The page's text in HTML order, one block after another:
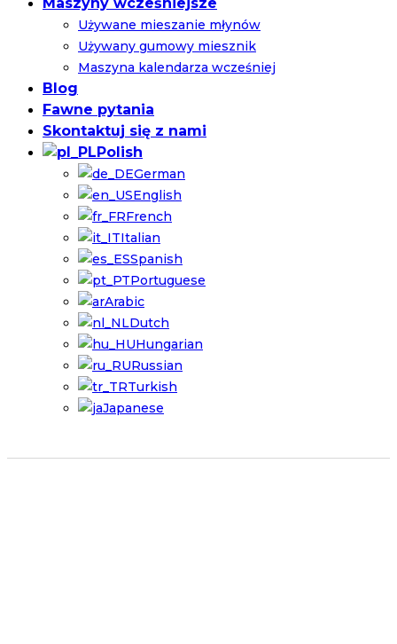
Używane mieszanie młynów
Używany gumowy miesznik
Maszyna kalendarza wcześniej
Blog
Fawne pytania
Skontaktuj się z nami
Polish
German
English
French
Italian
Spanish
Portuguese
Arabic
Dutch
Hungarian
Russian
Turkish
Japanese